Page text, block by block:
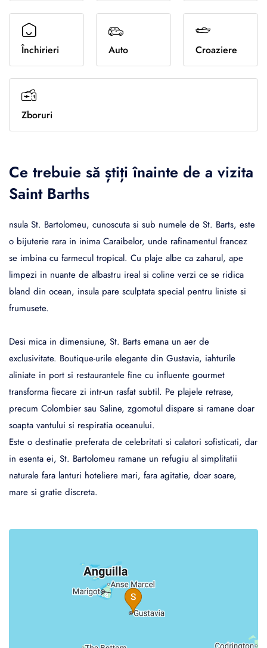
Închirieri Auto Croaziere
Zboruri
Ce trebuie să știți înainte de a vizita
Saint Barths
nsula St. Bartolomeu, cunoscuta si sub numele de St. Barts, este
o bijuterie rara in inima Caraibelor, unde rafinamentul francez
se imbina cu farmecul tropical. Cu plaje albe ca zaharul, ape
limpezi in nuante de albastru ireal si coline verzi ce se ridica
bland din ocean, insula pare sculptata special pentru liniste si
frumusete.
Desi mica in dimensiune, St. Barts emana un aer de
exclusivitate. Boutique-urile elegante din Gustavia, iahturile
aliniate in port si restaurantele fine cu influente gourmet
transforma fiecare zi intr-un rasfat subtil. Pe plajele retrase,
precum Colombier sau Saline, zgomotul dispare si ramane doar
soapta vantului si respiratia oceanului.
Este o destinatie preferata de celebritati si calatori sofisticati, dar
in esenta ei, St. Bartolomeu ramane un refugiu al simplitatii
naturale fara lanturi hoteliere mari, fara agitatie, doar soare,
mare si gratie discreta.